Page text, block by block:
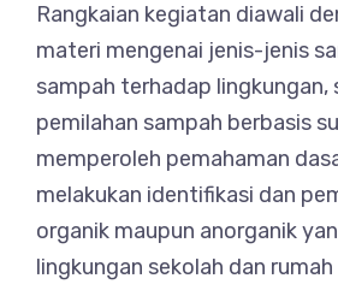
Rangkaian kegiatan diawali
materi mengenai jenis-jenis
sampah terhadap
pemilahan sampah berbasis
memperoleh pemahaman
melakukan identifikasi dan
organik maupun anorganik
lingkungan sekolah dan